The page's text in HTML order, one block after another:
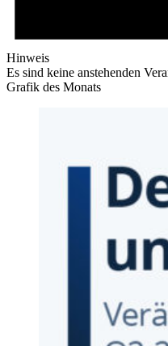
Hinweis
Es sind keine anstehenden
Grafik des Monats